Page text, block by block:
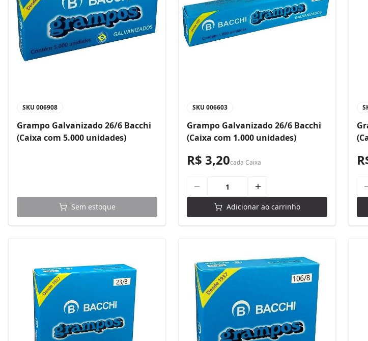
SKU 006908
Grampo Galvanizado 26/6 Bacchi
(Caixa com 5.000 unidades)
Sem estoque
SKU 006603
Grampo Galvanizado 26/6 Bacchi
(Caixa com 1.000 unidades)
R$ 3,20cada Caixa
Adicionar ao carrinho